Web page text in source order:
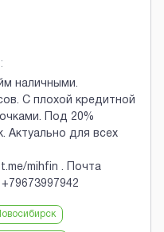
наличными.
С плохой кредитной
Под 20%
Актуально для всех
mihfin . Почта